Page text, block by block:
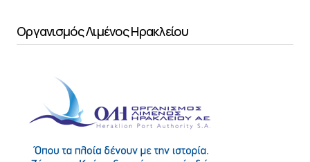
Οργανισμός Λιμένος Ηρακλείου